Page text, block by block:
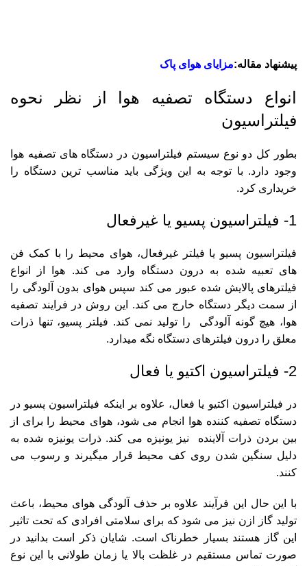
پیشنهاد مقاله:مزایای هوای پاک
انواع دستگاه تصفیه هوا از نظر نحوه
فیلتراسیون
بطور کل دو نوع سیستم فیلتراسیون در دستگاه های تصفیه هوا
وجود دارد. با توجه به این ویژگی باید مناسب ترین دستگاه را
خریداری کرد.
1- فیلتراسیون پسیو یا غیرفعال
فیلتراسیون پسیو یا فیلتر غیرفعال، هوای محیط را با کمک فن
های تعبیه شده به درون دستگاه وارد می کند. هوا از انواع
فیلترهای پالایش شده عبور می کند سپس هوای بدون آلودگی را
از سمت دیگر دستگاه خارج می کند. این روش در فرایند تصفیه
هوا، هیچ گونه آلودگی را تولید نمی کند. فیلتر پسیو، تنها ذرات
معلق را درون فیلترهای دستگاه نگه میدارد.
2- فیلتراسیون اکتیو یا فعال
در فیلتراسیون اکتیو یا فعال، علاوه بر اینکه فیلتراسیون پسیو در
دستگاه تصفیه کننده هوا انجام می شود، هوای محیط را برای از
بین بردن ذرات آلاینده نیز یونیزه می کند. ذرات یونیزه شده به
دلیل سنگین شدن روی کف محیط قرار میگیرند و رسوب می
کنند.
با این حال این فرآیند علاوه بر حذف آلودگی هوای محیط، باعث
تولید گاز ازن نیز می شود که برای سلامتی افرادی که تحت تاثیر
این گاز هستند بسیار خطرناک است. شایان ذکر است بدانید در
صورت تماس مستقیم در غلظت بالا یا زمان طولانی با این نوع